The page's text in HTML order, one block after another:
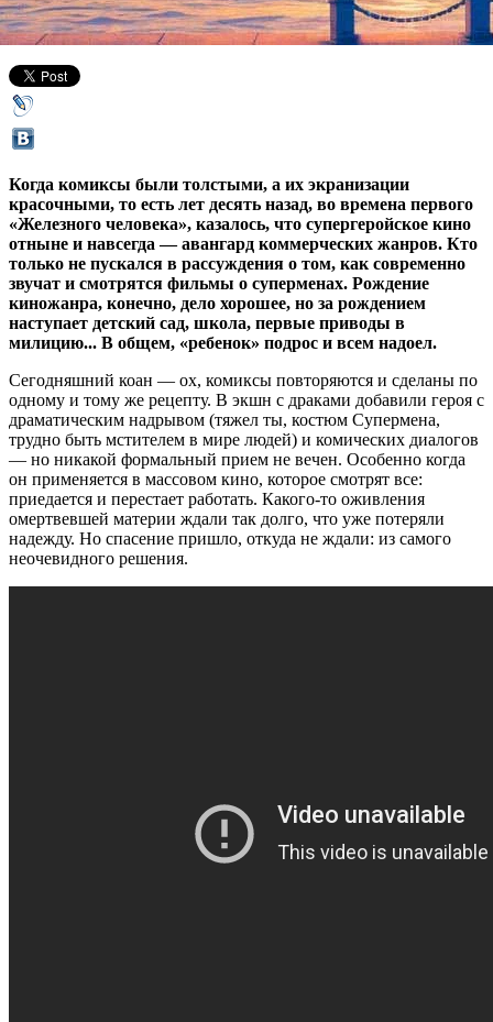
11 февраля 2016,17:56 Версия для печати
Когда комиксы были толстыми, а их экранизации
красочными, то есть лет десять назад, во времена первого
«Железного человека», казалось, что супергеройское кино
отныне и навсегда — авангард коммерческих жанров. Кто
только не пускался в рассуждения о том, как современно
звучат и смотрятся фильмы о суперменах. Рождение
киножанра, конечно, дело хорошее, но за рождением
наступает детский сад, школа, первые приводы в
милицию... В общем, «ребенок» подрос и всем надоел.
Сегодняшний коан — ох, комиксы повторяются и сделаны по
одному и тому же рецепту. В экшн с драками добавили героя с
драматическим надрывом (тяжел ты, костюм Супермена,
трудно быть мстителем в мире людей) и комических диалогов
— но никакой формальный прием не вечен. Особенно когда
он применяется в массовом кино, которое смотрят все:
приедается и перестает работать. Какого-то оживления
омертвевшей материи ждали так долго, что уже потеряли
надежду. Но спасение пришло, откуда не ждали: из самого
неочевидного решения.